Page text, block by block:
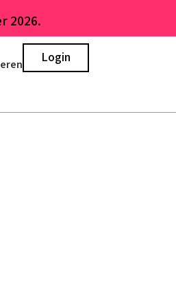
2026.
Login